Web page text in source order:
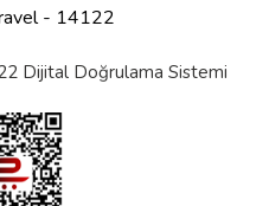
- 14122